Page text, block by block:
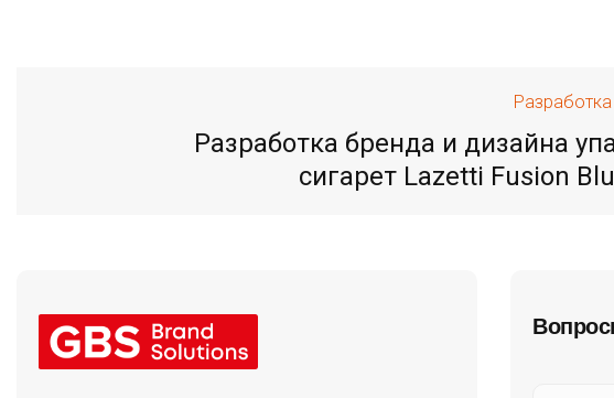
Разработка бренда и дизайна
сигарет Lazetti Fusion